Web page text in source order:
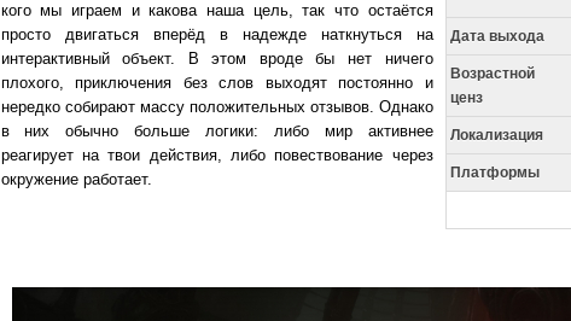
Дата выхода
Возрастной
ценз
Локализация
Платформы
кого мы играем и какова наша цель, так что остаётся
просто двигаться вперёд в надежде наткнуться на
интерактивный объект. В этом вроде бы нет ничего
плохого, приключения без слов выходят постоянно и
нередко собирают массу положительных отзывов. Однако
в них обычно больше логики: либо мир активнее
реагирует на твои действия, либо повествование через
окружение работает.